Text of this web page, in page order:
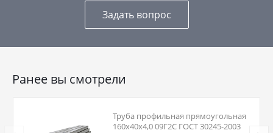
Задать вопрос
Ранее вы смотрели
Труба профильная прямоугольная
160х40х4,0 09Г2С ГОСТ 30245-2003